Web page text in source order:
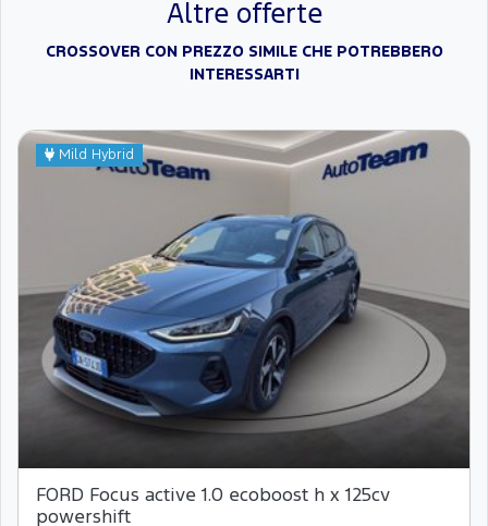
Altre offerte
CROSSOVER CON PREZZO SIMILE CHE POTREBBERO
INTERESSARTI
Mild Hybrid
FORD Focus active 1.0 ecoboost h x 125cv
powershift